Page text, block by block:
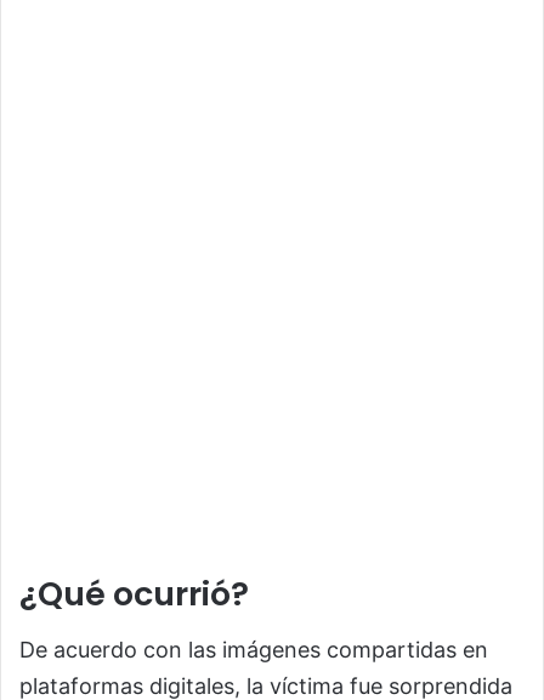
¿Qué ocurrió?
De acuerdo con las imágenes compartidas en
plataformas digitales, la víctima fue sorprendida